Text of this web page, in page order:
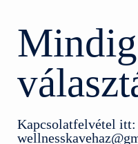
Kapcsolatfelvétel itt: